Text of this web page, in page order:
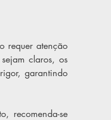
requer atenção
claros, os
garantindo
recomenda-se